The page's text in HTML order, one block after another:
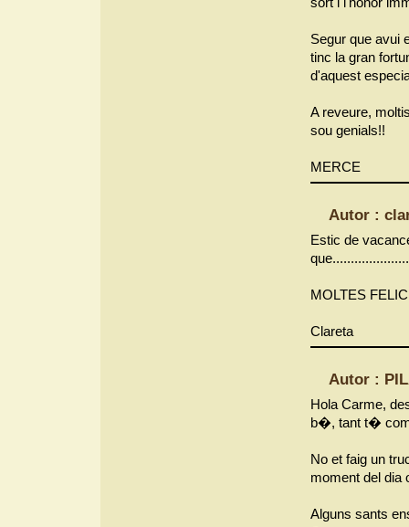
Segur que avui
tinc la gran
d'aquest
A reveure,
sou genials!!
MERCE
Autor :
Estic de
MOLTES
Clareta
Autor :
Hola Carme,
b�, tant t�
No et faig un
moment del dia
Alguns sants